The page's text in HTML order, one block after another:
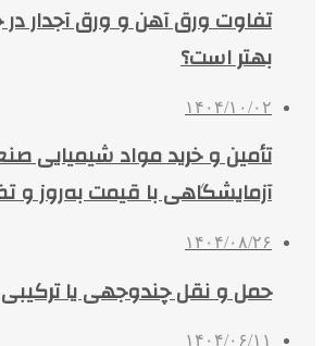
تفاوت ورق آهن و ورق آجدار
بهتر است؟
۱۴۰۴/۱۰/۰۲
تأمین و خرید مواد شیمیایی
آزمایشگاهی با قیمت به‌روز و
۱۴۰۴/۰۸/۲۶
حمل و نقل چندوجهی یا
۱۴۰۴/۰۶/۱۱